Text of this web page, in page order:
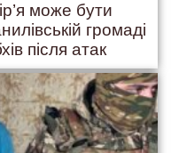
може бути
громаді
після атак